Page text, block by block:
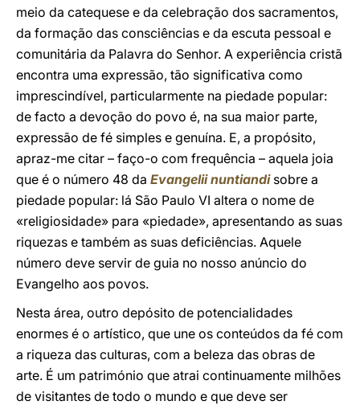
meio da catequese e da celebração dos sacramentos,
da formação das consciências e da escuta pessoal e
comunitária da Palavra do Senhor. A experiência cristã
encontra uma expressão, tão significativa como
imprescindível, particularmente na piedade popular:
de facto a devoção do povo é, na sua maior parte,
expressão de fé simples e genuína. E, a propósito,
apraz-me citar – faço-o com frequência – aquela joia
que é o número 48 da Evangelii nuntiandisobre a
piedade popular: lá São Paulo VI altera o nome de
«religiosidade» para «piedade», apresentando as suas
riquezas e também as suas deficiências. Aquele
número deve servir de guia no nosso anúncio do
Evangelho aos povos.
Nesta área, outro depósito de potencialidades
enormes é o artístico, que une os conteúdos da fé com
a riqueza das culturas, com a beleza das obras de
arte. É um património que atrai continuamente milhões
de visitantes de todo o mundo e que deve ser